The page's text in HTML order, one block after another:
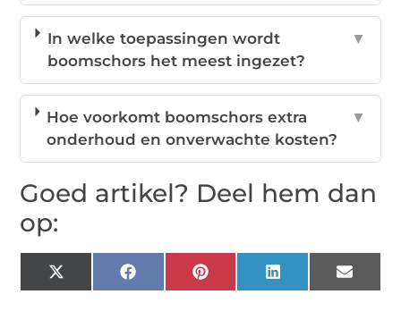
In welke toepassingen wordt
boomschors het meest ingezet?
▼
Hoe voorkomt boomschors extra
onderhoud en onverwachte kosten?
▼
Goed artikel? Deel hem dan
op:
X
(Twitter)
FacebookPinterestLinkedIn Email